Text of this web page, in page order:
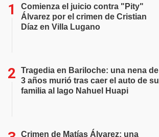
Comienza el juicio contra "Pity"
Álvarez por el crimen de Cristian
Díaz en Villa Lugano
Tragedia en Bariloche: una nena de
3 años murió tras caer el auto de su
familia al lago Nahuel Huapi
Crimen de Matías Álvarez: una